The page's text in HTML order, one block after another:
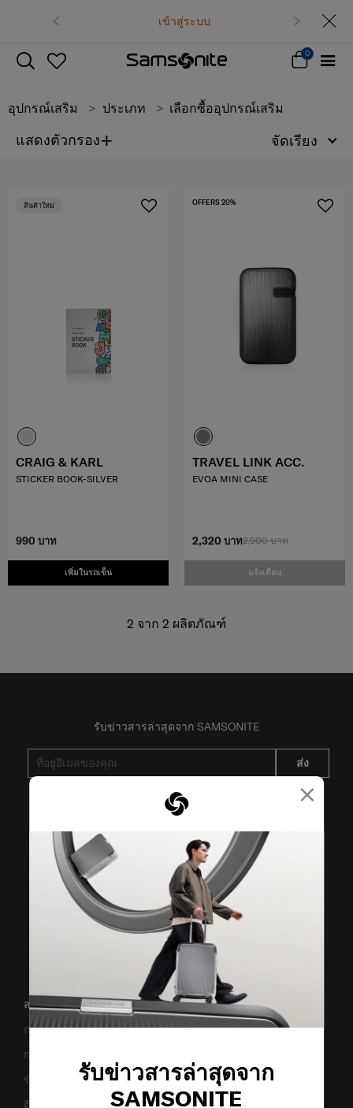
×
รับข่าวสารล่าสุดจาก
SAMSONITE
เข้าสู่ระบบ
0
อุปกรณ์เสริม ประเภท เลือกซื้ออุปกรณ์เสริม
แสดงตัวกรอง+ จัดเรียง
990 บาท
เพิ่มในรถเข็น
สินค้าใหม่
CRAIG & KARL
STICKER BOOK-SILVER
2,900 บาท
2,320 บาท
แจ้งเตือน
OFFERS 20%
TRAVEL LINK ACC.
EVOA MINI CASE
2 จาก 2 ผลิตภัณฑ์
รับข่าวสารล่าสุดจาก SAMSONITE
ส่ง
สนับสนุน/คำถามที่พบบ่อย
การขนส่งและการจัดส่ง
การคืนสินค้าและการคืนเงิน
ข้อกำหนดและเงื่อนไขการรับประกัน
ติดต่อเรา